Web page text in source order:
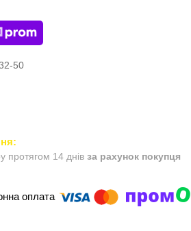
50
протягом 14 днів за рахунок покупця